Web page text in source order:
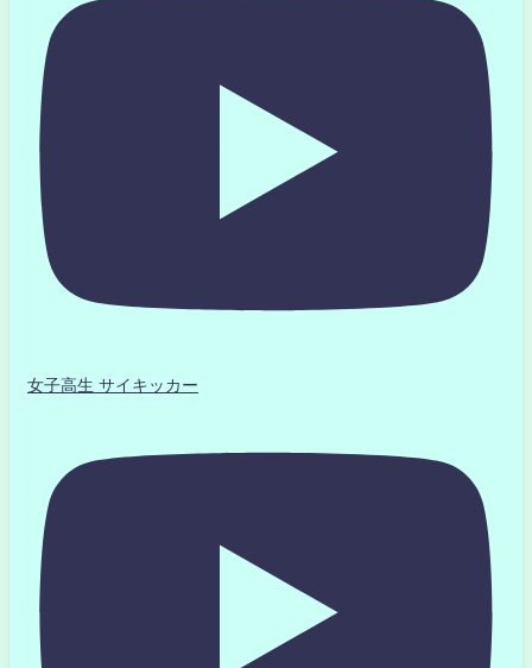
女子高生 サイキッカー